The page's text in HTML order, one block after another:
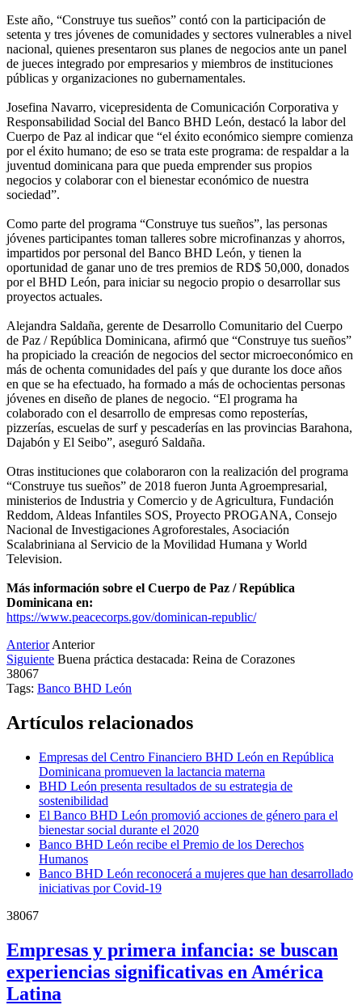
Este año, “Construye tus sueños” contó con la participación de
setenta y tres jóvenes de comunidades y sectores vulnerables a nivel
nacional, quienes presentaron sus planes de negocios ante un panel
de jueces integrado por empresarios y miembros de instituciones
públicas y organizaciones no gubernamentales.
Josefina Navarro, vicepresidenta de Comunicación Corporativa y
Responsabilidad Social del Banco BHD León, destacó la labor del
Cuerpo de Paz al indicar que “el éxito económico siempre comienza
por el éxito humano; de eso se trata este programa: de respaldar a la
juventud dominicana para que pueda emprender sus propios
negocios y colaborar con el bienestar económico de nuestra
sociedad”.
Como parte del programa “Construye tus sueños”, las personas
jóvenes participantes toman talleres sobre microfinanzas y ahorros,
impartidos por personal del Banco BHD León, y tienen la
oportunidad de ganar uno de tres premios de RD$ 50,000, donados
por el BHD León, para iniciar su negocio propio o desarrollar sus
proyectos actuales.
Alejandra Saldaña, gerente de Desarrollo Comunitario del Cuerpo
de Paz / República Dominicana, afirmó que “Construye tus sueños”
ha propiciado la creación de negocios del sector microeconómico en
más de ochenta comunidades del país y que durante los doce años
en que se ha efectuado, ha formado a más de ochocientas personas
jóvenes en diseño de planes de negocio. “El programa ha
colaborado con el desarrollo de empresas como reposterías,
pizzerías, escuelas de surf y pescaderías en las provincias Barahona,
Dajabón y El Seibo”, aseguró Saldaña.
Otras instituciones que colaboraron con la realización del programa
“Construye tus sueños” de 2018 fueron Junta Agroempresarial,
ministerios de Industria y Comercio y de Agricultura, Fundación
Reddom, Aldeas Infantiles SOS, Proyecto PROGANA, Consejo
Nacional de Investigaciones Agroforestales, Asociación
Scalabriniana al Servicio de la Movilidad Humana y World
Television.
Más información sobre el Cuerpo de Paz / República
Dominicana en:
https://www.peacecorps.gov/dominican-republic/
Anterior Anterior
Siguiente Buena práctica destacada: Reina de Corazones
38067
Tags: Banco BHD León
Artículos relacionados
Empresas del Centro Financiero BHD León en República
Dominicana promueven la lactancia materna
BHD León presenta resultados de su estrategia de
sostenibilidad
El Banco BHD León promovió acciones de género para el
bienestar social durante el 2020
Banco BHD León recibe el Premio de los Derechos
Humanos
Banco BHD León reconocerá a mujeres que han desarrollado
iniciativas por Covid-19
38067
Empresas y primera infancia: se buscan
experiencias significativas en América
Latina